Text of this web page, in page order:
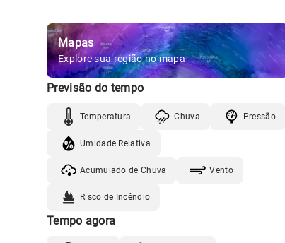
Mapas
Explore sua região no mapa
Previsão do tempo
Temperatura Chuva Pressão
Umidade Relativa
Acumulado de Chuva Vento
Risco de Incêndio
Tempo agora